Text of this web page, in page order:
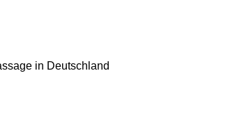
in Deutschland